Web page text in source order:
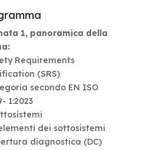
1, panoramica della
Requirements
(SRS)
secondo EN ISO
1:2023
dei sottosistemi
diagnostica (DC)